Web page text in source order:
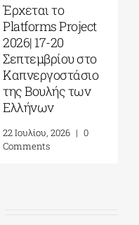
Έρχεται το
Platforms Project
2026| 17-20
Σεπτεμβρίου στο
Καπνεργοστάσιο
της Βουλής των
Ελλήνων
22 Ιουλίου, 2026 | 0
Comments